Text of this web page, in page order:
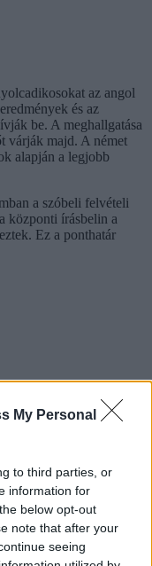
My Personal
to third parties, or
information for
below opt-out
note that after your
seeing
az angol
és az
be. A meghallgatása
várják majd. A német
alapján a legjobb
a szóbeli felvételi
központi írásbelin a
Ez a ponthatár
Mennyibe
a kérdéseket is
kiadványában, amely a
Képelem () ]]"